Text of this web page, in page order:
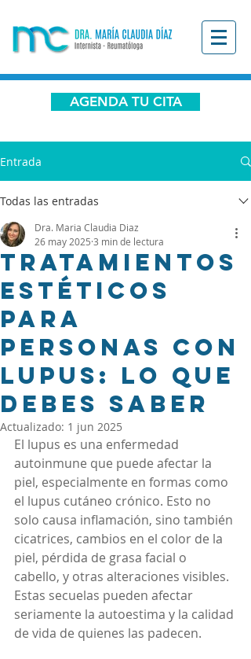
AGENDA TU CITA
Entrada
Todas las entradas
Tratamientos
estéticos
para
personas con
lupus: lo que
debes saber
Dra. Maria Claudia Diaz
26 may 2025 3 min de lectura
Actualizado: 1 jun 2025
El lupus es una enfermedad
autoinmune que puede afectar la
piel, especialmente en formas como
el lupus cutáneo crónico. Esto no
solo causa inflamación, sino también
cicatrices, cambios en el color de la
piel, pérdida de grasa facial o
cabello, y otras alteraciones visibles.
Estas secuelas pueden afectar
seriamente la autoestima y la calidad
de vida de quienes las padecen.